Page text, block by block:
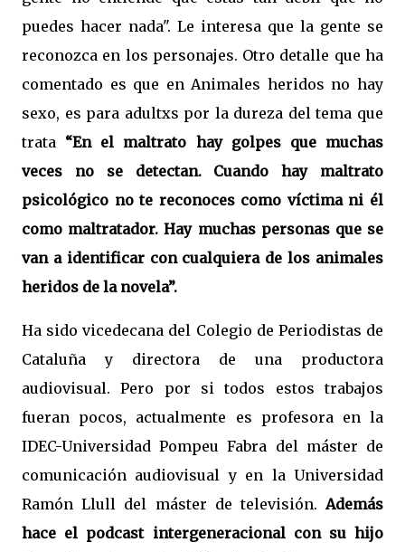
puedes hacer nada". Le interesa que la gente se
reconozca en los personajes. Otro detalle que ha
comentado es que en Animales heridos no hay
sexo, es para adultxs por la dureza del tema que
trata “En el maltrato hay golpes que muchas
veces no se detectan. Cuando hay maltrato
psicológico no te reconoces como víctima ni él
como maltratador. Hay muchas personas que se
van a identificar con cualquiera de los animales
heridos de la novela”.
Ha sido vicedecana del Colegio de Periodistas de
Cataluña y directora de una productora
audiovisual. Pero por si todos estos trabajos
fueran pocos, actualmente es profesora en la
IDEC-Universidad Pompeu Fabra del máster de
comunicación audiovisual y en la Universidad
Ramón Llull del máster de televisión.Además
hace el podcast intergeneracional con su hijo